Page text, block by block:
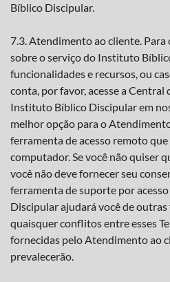
Bíblico Discipular.
7.3. Atendimento ao cliente.
sobre o serviço do Instituto
funcionalidades e recursos, ou
conta, por favor, acesse a
Instituto Bíblico Discipular em
melhor opção para o
ferramenta de acesso remoto
computador. Se você não quiser
você não deve fornecer seu
ferramenta de suporte por
Discipular ajudará você de outras
quaisquer conflitos entre esses
fornecidas pelo Atendimento ao
prevalecerão.